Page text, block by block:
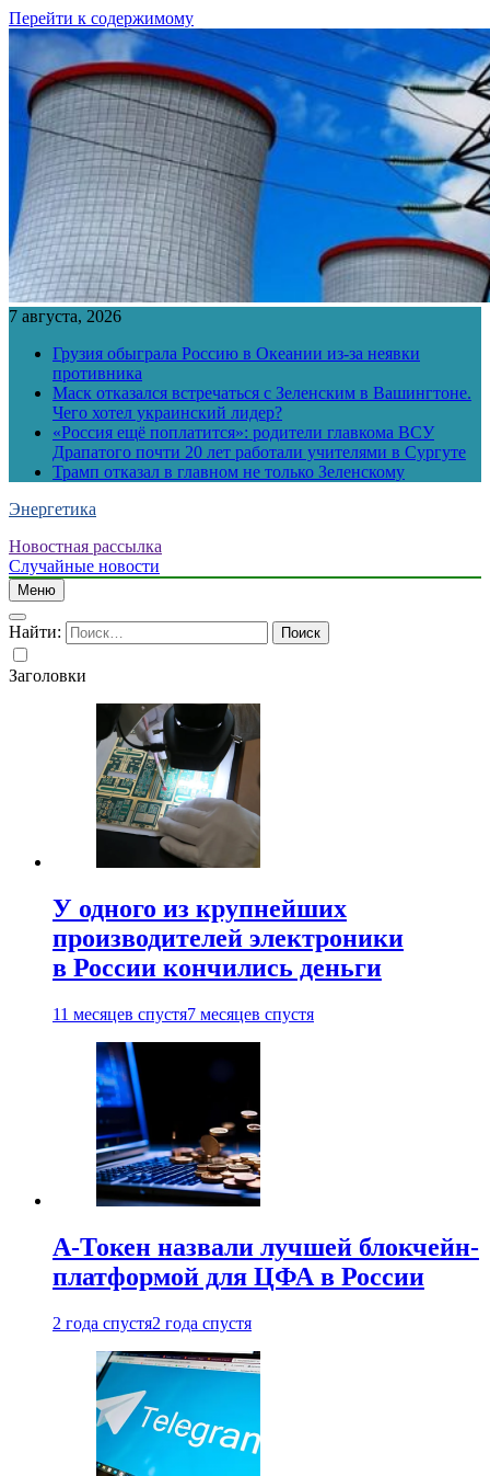
Перейти к содержимому
7 августа, 2026
Грузия обыграла Россию в Океании из-за неявки
противника
Маск отказался встречаться с Зеленским в Вашингтоне.
Чего хотел украинский лидер?
«Россия ещё поплатится»: родители главкома ВСУ
Драпатого почти 20 лет работали учителями в Сургуте
Трамп отказал в главном не только Зеленскому
Энергетика
Новостная рассылка
Случайные новости
Меню
Найти:
Заголовки
У одного из крупнейших
производителей электроники
в России кончились деньги
11 месяцев спустя7 месяцев спустя
А-Токен назвали лучшей блокчейн-
платформой для ЦФА в России
2 года спустя2 года спустя